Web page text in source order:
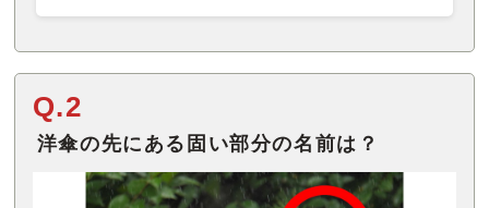
Q.2
洋傘の先にある固い部分の名前は？